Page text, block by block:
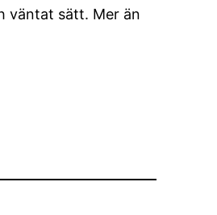
väntat sätt. Mer än